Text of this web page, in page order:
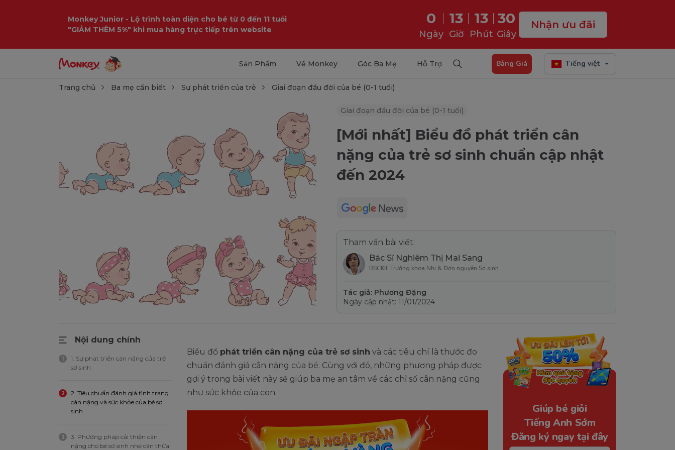
Monkey Junior - Lộ trình toàn diện cho bé từ 0 đến 11 tuổi
"GIẢM THÊM 5%" khi mua hàng trực tiếp trên website
0
Ngày
13
Giờ
13
Phút
29
Giây
Nhận ưu đãi
Sản Phẩm Về Monkey Góc Ba Mẹ Hỗ Trợ Bảng Giá Tiếng việt
Trang chủ Ba mẹ cần biết Sự phát triển của trẻ Giai đoạn đầu đời của bé (0-1 tuổi)
Giai đoạn đầu đời của bé (0-1 tuổi)
[Mới nhất] Biểu đồ phát triển cân
nặng của trẻ sơ sinh chuẩn cập nhật
đến 2024
Tham vấn bài viết:
Bác Sĩ Nghiêm Thị Mai Sang
BSCKII, Trưởng khoa Nhi & Đơn nguyên Sơ sinh
Tác giả: Phương Đặng
Ngày cập nhật: 11/01/2024
Nội dung chính
1
1. Sự phát triển cân nặng của trẻ
sơ sinh
2
2. Tiêu chuẩn đánh giá tình trạng
cân nặng và sức khỏe của bé sơ
sinh
3
3. Phương pháp cải thiện cân
nặng cho bé sơ sinh nhẹ cân thừa
Biểu đồ phát triển cân nặng của trẻ sơ sinh và các tiêu chí là thước đo
chuẩn đánh giá cân nặng của bé. Cùng với đó, những phương pháp được
gợi ý trong bài viết này sẽ giúp ba mẹ an tâm về các chỉ số cân nặng cũng
như sức khỏe của con.
Giúp bé giỏi
Tiếng Anh Sớm
Đăng ký ngay tại đây